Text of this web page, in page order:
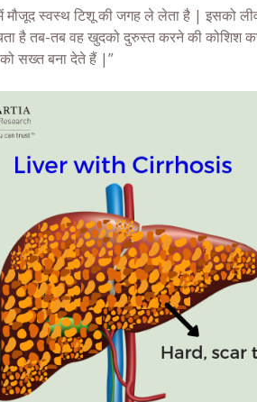
मौजूद स्वस्थ टिशू की जगह ले लेता है | इसको
है तब-तब वह खुदको दुरुस्त करने की कोशिश
सख्त बना देते हैं |”